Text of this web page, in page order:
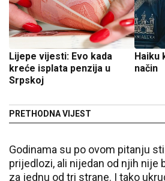
Lijepe vijesti: Evo kada
kreće isplata penzija u
Srpskoj
PRETHODNA VIJEST
Haiku
način
Godinama su po ovom pitanju
prijedlozi, ali nijedan od njih nije
za jednu od tri strane. I tako